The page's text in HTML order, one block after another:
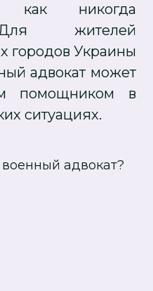
как никогда
жителей
городов Украины
адвокат может
помощником в
ситуациях.
адвокат?